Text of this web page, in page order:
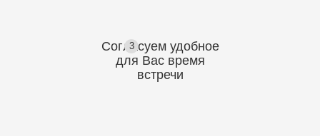
3
Согласуем удобное
для Вас время
встречи